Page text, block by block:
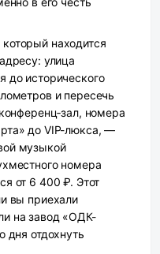
находится
улица
до исторического
и пересечь
номера
до VIP-люкса, —
музыкой
номера
от 6 400 ₽. Этот
вы приехали
на завод «ОДК-
дня отдохнуть